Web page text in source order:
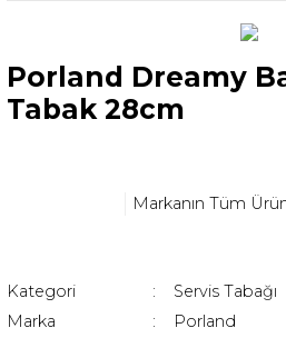
Porland Dreamy
Tabak 28cm
Markanın Tüm
Kategori
Servis Tabağı
Marka
Porland